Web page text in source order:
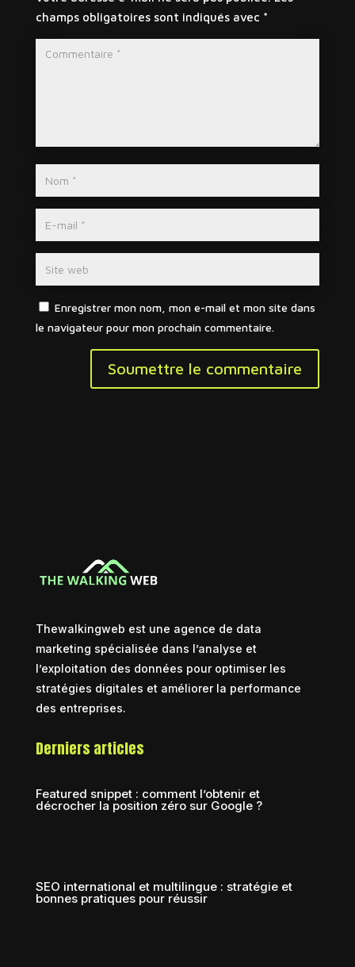
champs obligatoires sont indiqués avec *
Enregistrer mon nom, mon e-mail et mon site dans
le navigateur pour mon prochain commentaire.
Soumettre le commentaire
Thewalkingweb est une agence de data
marketing spécialisée dans l’analyse et
l’exploitation des données pour optimiser les
stratégies digitales et améliorer la performance
des entreprises.
Derniers articles
Featured snippet : comment l’obtenir et
décrocher la position zéro sur Google ?
SEO international et multilingue : stratégie et
bonnes pratiques pour réussir